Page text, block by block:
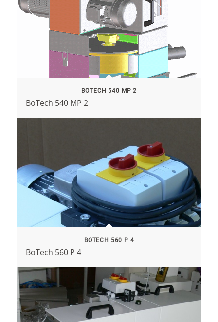
BOTECH 540 MP 2
BoTech 540 MP 2
BOTECH 560 P 4
BoTech 560 P 4